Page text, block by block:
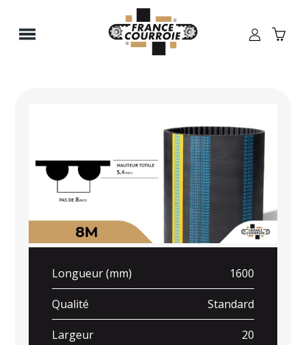
Longueur (mm) 1600
Qualité Standard
Largeur 20
Panneau de gestion des cookies